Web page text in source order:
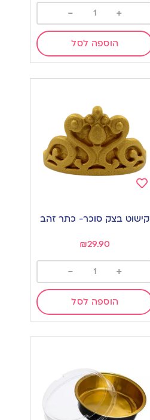
+
-
הוספה לסל
to
wishlist
קישוט בצק סוכר- כתר זהב
₪29.90
+
-
הוספה לסל